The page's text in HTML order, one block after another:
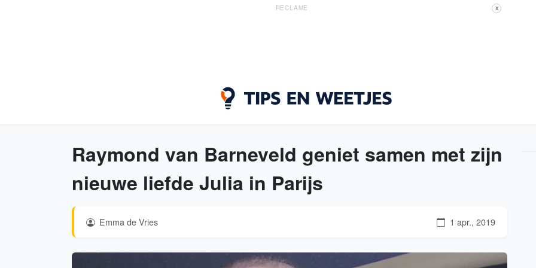
RECLAME X
Raymond van Barneveld geniet samen met zijn
nieuwe liefde Julia in Parijs
Emma de Vries 1 apr., 2019